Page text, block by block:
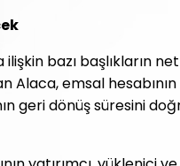
bazı başlıkların
Alaca, emsal
geri dönüş süresini